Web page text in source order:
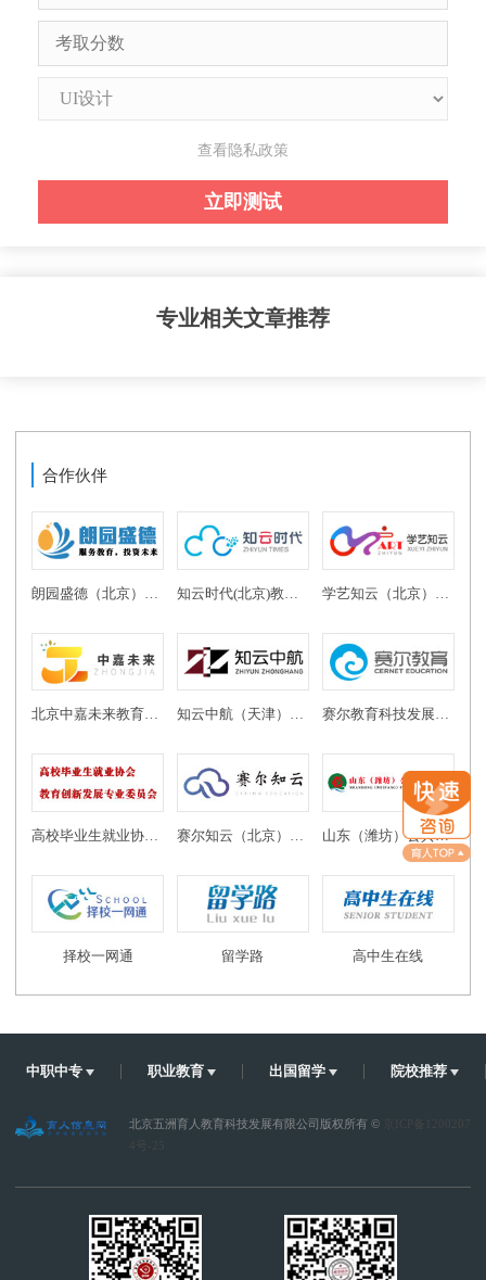
查看隐私政策
专业相关文章推荐
合作伙伴
北京中嘉未来教育科技有限公司 知云中航（天津）教育科技有限公司 赛尔教育科技发展有限公司
山东（潍坊）公共实训基地
择校一网通 留学路 高中生在线
中职中专 职业教育 出国留学 院校推荐
北京五洲育人教育科技发展有限公司版权所有 ©
京ICP备1200207
4号-25